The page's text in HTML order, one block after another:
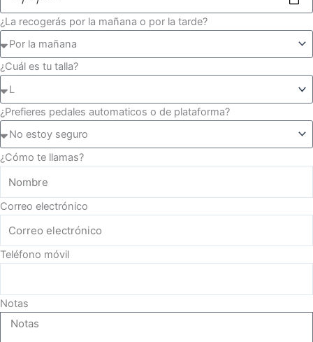
¿La recogerás por la mañana o por la tarde?
¿Cuál es tu talla?
¿Prefieres pedales automaticos o de plataforma?
¿Cómo te llamas?
Correo electrónico
Teléfono móvil
Notas